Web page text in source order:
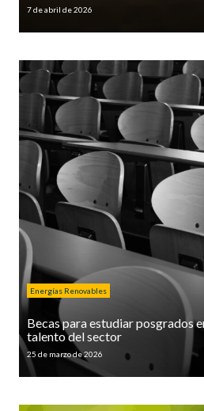
7 de abril de 2026
Energías Renovables
Becas para estudiar posgrados
talento del sector
25 de marzo de 2026